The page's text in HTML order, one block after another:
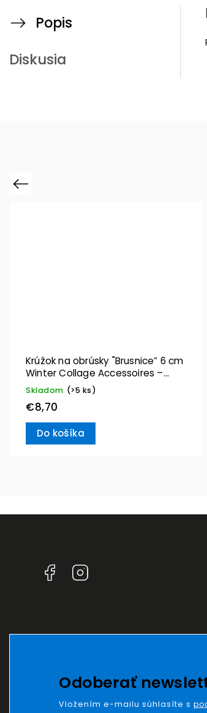
Popis
Diskusia
Previous
Krúžok na obrúsky "Brusnice” 6 cm
Winter Collage Accessoires –
Villeroy & Boch
Skladom (>5 ks)
€8,70
Do košíka
Facebook
Odoberať
Vložením e-mailu súhlasíte s